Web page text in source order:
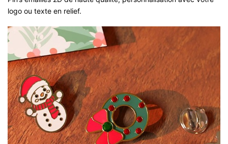
logo ou texte en relief.